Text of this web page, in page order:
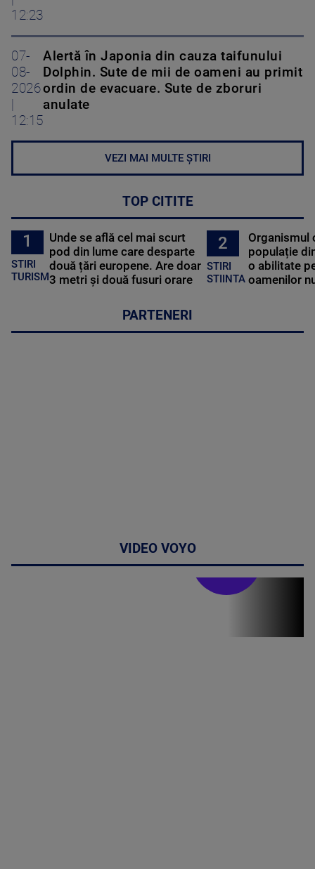
12:23
07-
08-
2026
12:15
Alertă în Japonia din cauza taifunului
Dolphin. Sute de mii de oameni au primit
ordin de evacuare. Sute de zboruri
anulate
VEZI MAI MULTE ȘTIRI
TOP CITITE
1
STIRI
TURISM
Unde se află cel mai scurt
pod din lume care desparte
două țări europene. Are doar
3 metri și două fusuri orare
2
STIRI
STIINTA
Organismul
populație
o abilitate
oamenilor
PARTENERI
VIDEO VOYO